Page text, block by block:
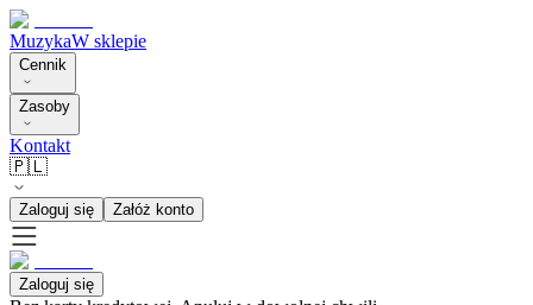
MuzykaW sklepie
Cennik
Zasoby
Kontakt
🇵🇱
Zaloguj się Załóż konto
Zaloguj się